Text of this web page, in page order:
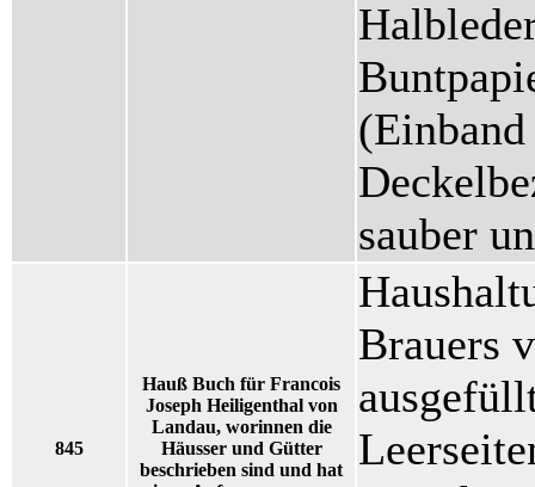
sauber
845
Hauß Buch für Francois
Joseph Heiligenthal von
Landau, worinnen die
Häusser und Gütter
beschrieben sind und hat
Brauers